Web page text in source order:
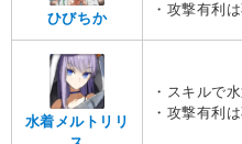
ひびちか
・攻撃有利
水着メルトリリ
・スキルで
・攻撃有利